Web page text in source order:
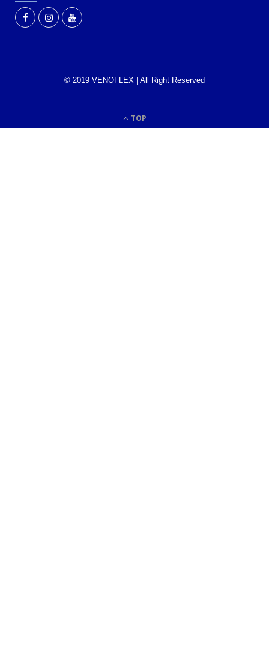
© 2019 VENOFLEX | All Right Reserved
TOP